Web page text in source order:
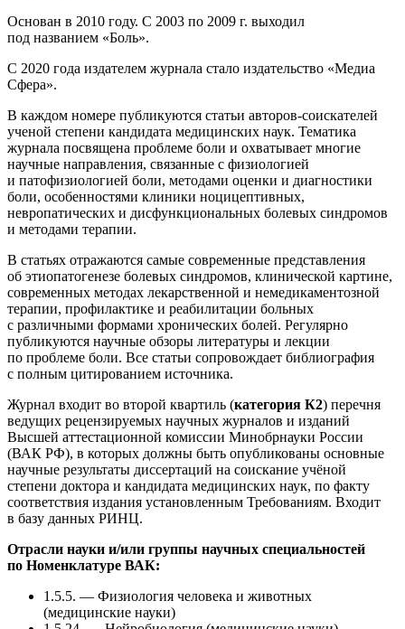
Основан в 2010 году. С 2003 по 2009 г. выходил
под названием «Боль».
C 2020 года издателем журнала стало издательство «Медиа
Сфера».
В каждом номере публикуются статьи авторов-соискателей
ученой степени кандидата медицинских наук. Тематика
журнала посвящена проблеме боли и охватывает многие
научные направления, связанные с физиологией
и патофизиологией боли, методами оценки и диагностики
боли, особенностями клиники ноцицептивных,
невропатических и дисфункциональных болевых синдромов
и методами терапии.
В статьях отражаются самые современные представления
об этиопатогенезе болевых синдромов, клинической картине,
современных методах лекарственной и немедикаментозной
терапии, профилактике и реабилитации больных
с различными формами хронических болей. Регулярно
публикуются научные обзоры литературы и лекции
по проблеме боли. Все статьи сопровождает библиография
с полным цитированием источника.
Журнал входит во второй квартиль (категория К2) перечня
ведущих рецензируемых научных журналов и изданий
Высшей аттестационной комиссии Минобрнауки России
(ВАК РФ), в которых должны быть опубликованы основные
научные результаты диссертаций на соискание учёной
степени доктора и кандидата медицинских наук, по факту
соответствия издания установленным Требованиям. Входит
в базу данных РИНЦ.
Отрасли науки и/или группы научных специальностей
по Номенклатуре ВАК:
1.5.5. — Физиология человека и животных
(медицинские науки)